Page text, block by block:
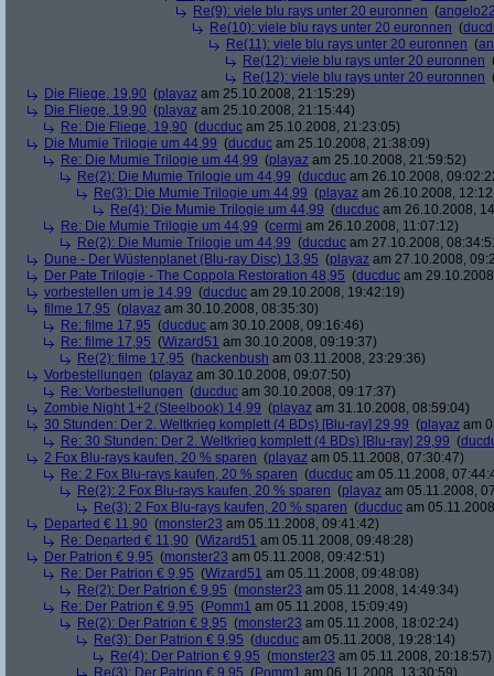
Re(9): viele blu rays unter 20 euronnen (
Re(10): viele blu rays unter 20 euronnen (
Re(11): viele blu rays unter 20 euronnen (
Re(12): viele blu rays unter 20 euronnen
Re(12): viele blu rays unter 20 euronnen
Die Fliege, 19,90 (playaz am 25.10.2008, 21:15:29)
Die Fliege, 19,90 (playaz am 25.10.2008, 21:15:44)
Re: Die Fliege, 19,90 (ducduc am 25.10.2008, 21:23:05)
Die Mumie Trilogie um 44,99 (ducduc am 25.10.2008, 21:38:09)
Re: Die Mumie Trilogie um 44,99 (playaz am 25.10.2008, 21:59:52)
Re(2): Die Mumie Trilogie um 44,99 (ducduc am 26.10.2008,
Re(3): Die Mumie Trilogie um 44,99 (playaz am 26.10.2008,
Re(4): Die Mumie Trilogie um 44,99 (ducduc am 26.10.2008,
Re: Die Mumie Trilogie um 44,99 (cermi am 26.10.2008, 11:07:12)
Re(2): Die Mumie Trilogie um 44,99 (ducduc am 27.10.2008,
Dune - Der Wüstenplanet (Blu-ray Disc) 13,95 (playaz am 27.10.2008,
Der Pate Trilogie - The Coppola Restoration 48,95 (ducduc am
vorbestellen um je 14,99 (ducduc am 29.10.2008, 19:42:19)
filme 17,95 (playaz am 30.10.2008, 08:35:30)
Re: filme 17,95 (ducduc am 30.10.2008, 09:16:46)
Re: filme 17,95 (Wizard51 am 30.10.2008, 09:19:37)
Re(2): filme 17,95 (hackenbush am 03.11.2008, 23:29:36)
Vorbestellungen (playaz am 30.10.2008, 09:07:50)
Re: Vorbestellungen (ducduc am 30.10.2008, 09:17:37)
Zombie Night 1+2 (Steelbook) 14,99 (playaz am 31.10.2008, 08:59:04)
30 Stunden: Der 2. Weltkrieg komplett (4 BDs) [Blu-ray] 29,99 (playaz am
Re: 30 Stunden: Der 2. Weltkrieg komplett (4 BDs) [Blu-ray] 29,99 (
2 Fox Blu-rays kaufen, 20 % sparen (playaz am 05.11.2008, 07:30:47)
Re: 2 Fox Blu-rays kaufen, 20 % sparen (ducduc am 05.11.2008,
Re(2): 2 Fox Blu-rays kaufen, 20 % sparen (playaz am 05.11.2008,
Re(3): 2 Fox Blu-rays kaufen, 20 % sparen (ducduc am
Departed € 11,90 (monster23 am 05.11.2008, 09:41:42)
Re: Departed € 11,90 (Wizard51 am 05.11.2008, 09:48:28)
Der Patrion € 9,95 (monster23 am 05.11.2008, 09:42:51)
Re: Der Patrion € 9,95 (Wizard51 am 05.11.2008, 09:48:08)
Re(2): Der Patrion € 9,95 (monster23 am 05.11.2008, 14:49:34)
Re: Der Patrion € 9,95 (Pomm1 am 05.11.2008, 15:09:49)
Re(2): Der Patrion € 9,95 (monster23 am 05.11.2008, 18:02:24)
Re(3): Der Patrion € 9,95 (ducduc am 05.11.2008, 19:28:14)
Re(4): Der Patrion € 9,95 (monster23 am 05.11.2008, 20:18:57)
Re(3): Der Patrion € 9,95 (Pomm1 am 06.11.2008, 13:30:59)